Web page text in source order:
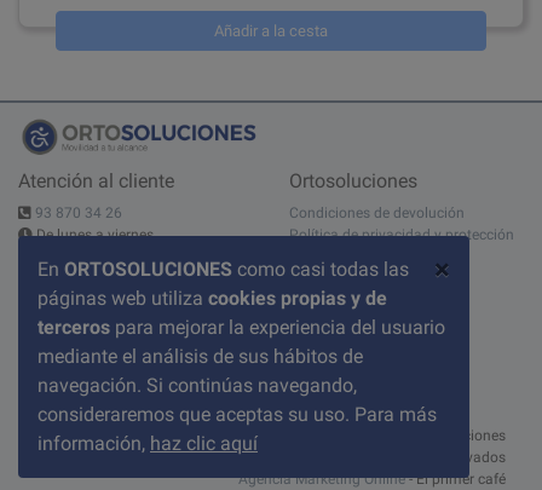
×
En ORTOSOLUCIONES como casi todas las
páginas web utiliza cookies propias y de
terceros para mejorar la experiencia del usuario
mediante el análisis de sus hábitos de
navegación. Si continúas navegando,
consideraremos que aceptas su uso. Para más
información, haz clic aquí
Añadir a la cesta
Atención al cliente
93 870 34 26
De lunes a viernes
Contáctanos
C/ del Pont nº 17, 1A
08520 Les Franqueses del Valles
Ortosoluciones
Condiciones de devolución
Política de privacidad y protección
Aviso legal
Condiciones de compra
Sobre nosotros
Preguntas frecuentes
© 2026 ortosoluciones
Todos los derechos reservados
Agencia Marketing Online- El primer café